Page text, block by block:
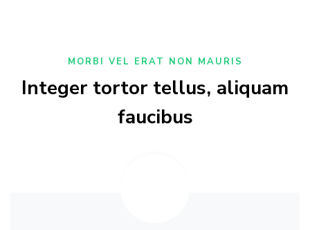
MORBI VEL ERAT NON MAURIS
Integer tortor tellus, aliquam
faucibus